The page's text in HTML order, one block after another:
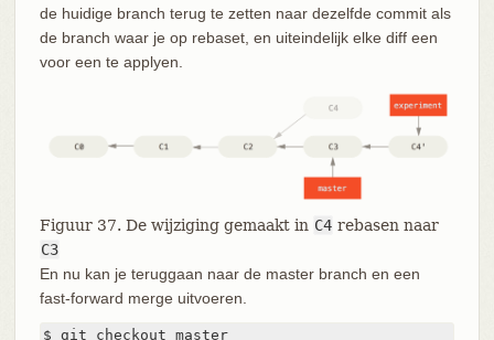
de huidige branch terug te zetten naar dezelfde commit als
de branch waar je op rebaset, en uiteindelijk elke diff een
voor een te applyen.
Figuur 37. De wijziging gemaakt in C4 rebasen naar
C3
En nu kan je teruggaan naar de master branch en een
fast-forward merge uitvoeren.
$ git checkout master